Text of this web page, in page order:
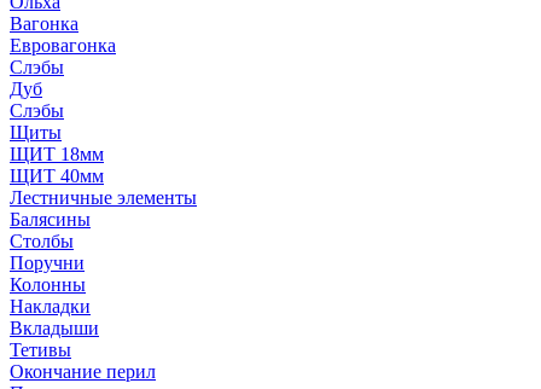
Вагонка
Евровагонка
Слэбы
Дуб
Слэбы
Щиты
ЩИТ 18мм
ЩИТ 40мм
Лестничные элементы
Балясины
Столбы
Поручни
Колонны
Накладки
Вкладыши
Тетивы
Окончание перил